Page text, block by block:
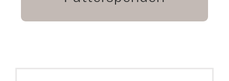
unsere Eichhörnchen.